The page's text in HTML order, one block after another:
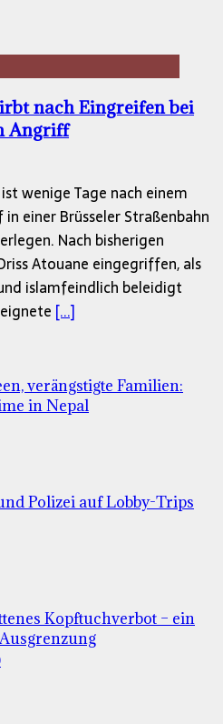
nach Eingreifen bei
Angriff
wenige Tage nach einem
einer Brüsseler Straßenbahn
Nach bisherigen
Atouane eingegriffen, als
islamfeindlich beleidigt
[...]
verängstigte Familien:
in Nepal
Polizei auf Lobby-Trips
Kopftuchverbot – ein